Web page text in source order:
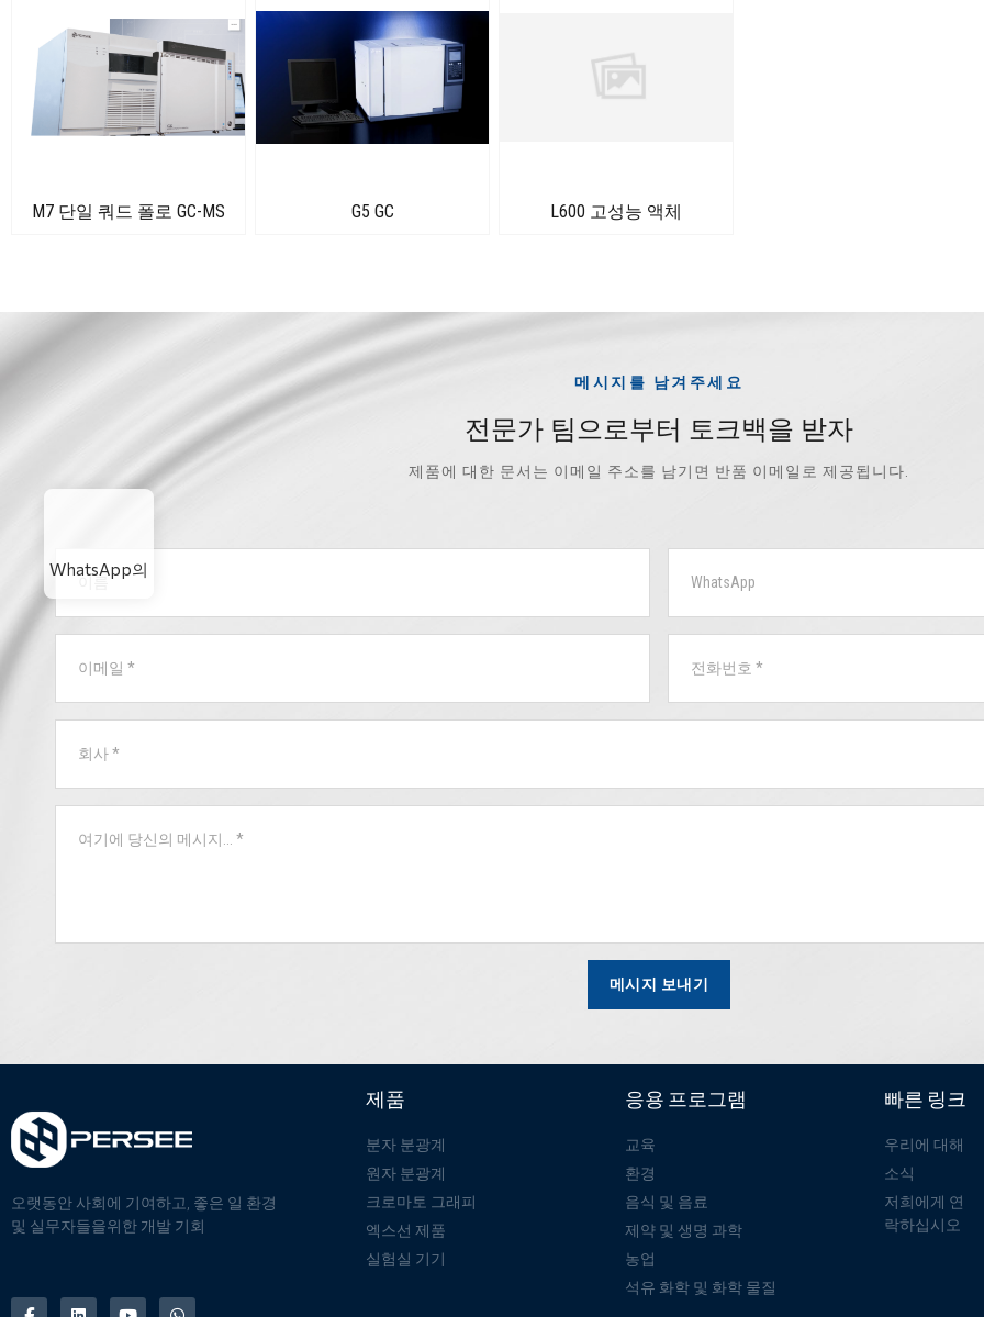
M7 단일 쿼드 폴로 GC-MS G5 GC L600 고성능 액체
메시지를 남겨주세요
전문가 팀으로부터 토크백을 받자
제품에 대한 문서는 이메일 주소를 남기면 반품 이메일로 제공됩니다.
메시지 보내기
오랫동안 사회에 기여하고, 좋은 일 환경
및 실무자들을위한 개발 기회
제품
분자 분광계
원자 분광계
크로마토 그래피
엑스선 제품
실험실 기기
응용 프로그램
교육
환경
음식 및 음료
제약 및 생명 과학
농업
석유 화학 및 화학 물질
빠른 링크
우리에 대해
소식
저희에게 연
락하십시오
WhatsApp의